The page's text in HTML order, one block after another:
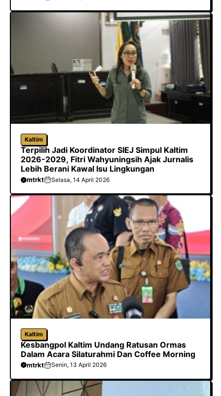
Kaltim
Terpilih Jadi Koordinator SIEJ Simpul Kaltim
2026-2029, Fitri Wahyuningsih Ajak Jurnalis
Lebih Berani Kawal Isu Lingkungan
mtrkt Selasa, 14 April 2026
Kaltim
Kesbangpol Kaltim Undang Ratusan Ormas
Dalam Acara Silaturahmi Dan Coffee Morning
mtrkt Senin, 13 April 2026